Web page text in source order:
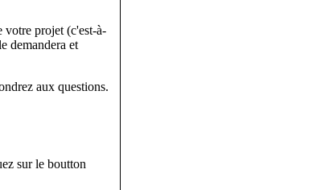
votre projet (c'est-à-
demandera et
aux questions.
sur le boutton